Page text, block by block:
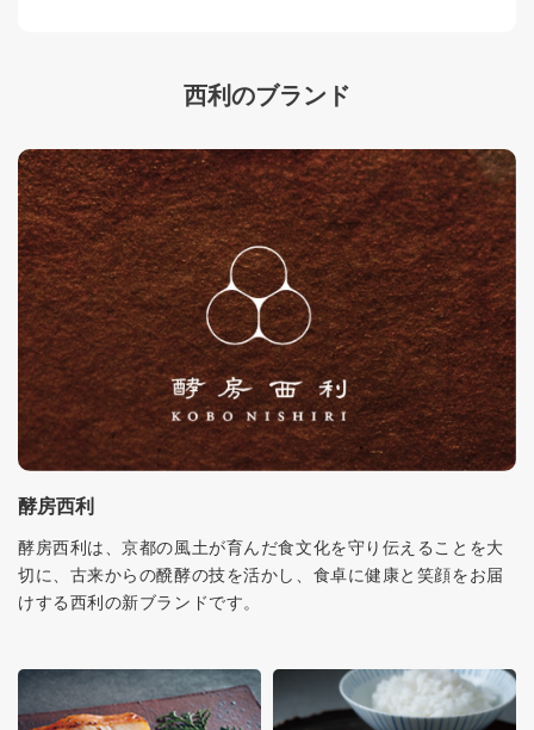
西利のブランド
酵房西利
酵房西利は、京都の風土が育んだ食文化を守り伝えることを大
切に、古来からの醗酵の技を活かし、食卓に健康と笑顔をお届
けする西利の新ブランドです。